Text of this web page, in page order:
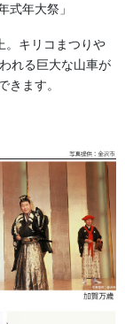
、こんなに立派
に５台～１０台
す。北陸のメイ
、莫大な富を築
間の町では生糸
それ以外にも、
になったのか？
式年大祭」
。キリコまつりや
れる巨大な山車が
きます。